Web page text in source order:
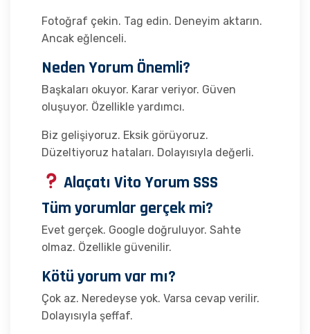
Fotoğraf çekin. Tag edin. Deneyim aktarın.
Ancak eğlenceli.
Neden Yorum Önemli?
Başkaları okuyor. Karar veriyor. Güven
oluşuyor. Özellikle yardımcı.
Biz gelişiyoruz. Eksik görüyoruz.
Düzeltiyoruz hataları. Dolayısıyla değerli.
Alaçatı Vito Yorum SSS
Tüm yorumlar gerçek mi?
Evet gerçek. Google doğruluyor. Sahte
olmaz. Özellikle güvenilir.
Kötü yorum var mı?
Çok az. Neredeyse yok. Varsa cevap verilir.
Dolayısıyla şeffaf.